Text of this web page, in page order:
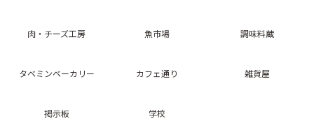
肉・チーズ工房 魚市場 調味料蔵
タベミンベーカリー カフェ通り 雑貨屋
掲示板 学校